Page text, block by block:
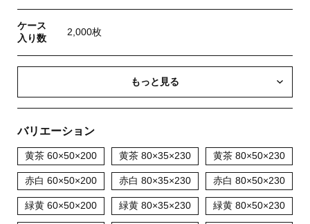
ケース
入り数
2,000枚
もっと見る
バリエーション
黄茶 60×50×200 黄茶 80×35×230 黄茶 80×50×230
赤白 60×50×200 赤白 80×35×230 赤白 80×50×230
緑黄 60×50×200 緑黄 80×35×230 緑黄 80×50×230